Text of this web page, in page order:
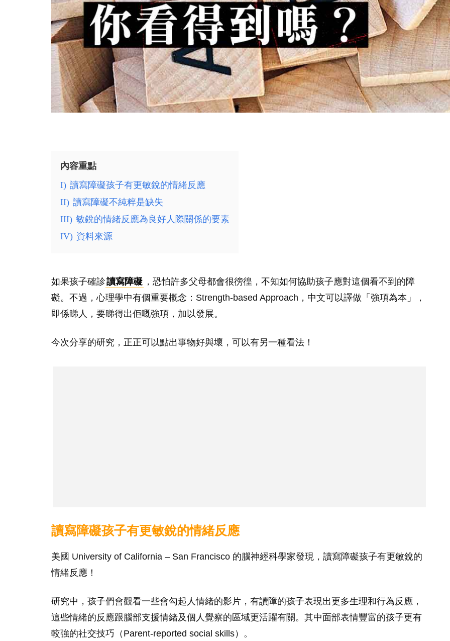
內容重點
I) 讀寫障礙孩子有更敏銳的情緒反應
II) 讀寫障礙不純粹是缺失
III) 敏銳的情緒反應為良好人際關係的要素
IV) 資料來源
如果孩子確診讀寫障礙 ，恐怕許多父母都會很徬徨，不知如何協助孩子應對這個看不到的障
礙。不過，心理學中有個重要概念：Strength-based Approach，中文可以譯做「強項為本」，
即係睇人，要睇得出佢嘅強項，加以發展。
今次分享的研究，正正可以點出事物好與壞，可以有另一種看法！
讀寫障礙孩子有更敏銳的情緒反應
美國 University of California – San Francisco 的腦神經科學家發現，讀寫障礙孩子有更敏銳的
情緒反應！
研究中，孩子們會觀看一些會勾起人情緒的影片，有讀障的孩子表現出更多生理和行為反應，
這些情緒的反應跟腦部支援情緒及個人覺察的區域更活躍有關。其中面部表情豐富的孩子更有
較強的社交技巧（Parent-reported social skills）。